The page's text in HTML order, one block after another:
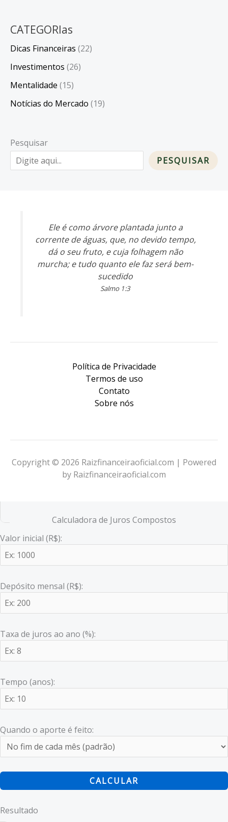
CATEGORIas
Dicas Financeiras (22)
Investimentos (26)
Mentalidade (15)
Notícias do Mercado (19)
Pesquisar
PESQUISAR
Ele é como árvore plantada junto a
corrente de águas, que, no devido tempo,
dá o seu fruto, e cuja folhagem não
murcha; e tudo quanto ele faz será bem-
sucedido
Salmo 1:3
Política de Privacidade
Termos de uso
Contato
Sobre nós
Copyright © 2026 Raizfinanceiraoficial.com | Powered
by Raizfinanceiraoficial.com
Calculadora de Juros Compostos
Valor inicial (R$):
Depósito mensal (R$):
Taxa de juros ao ano (%):
Tempo (anos):
Quando o aporte é feito:
CALCULAR
Resultado